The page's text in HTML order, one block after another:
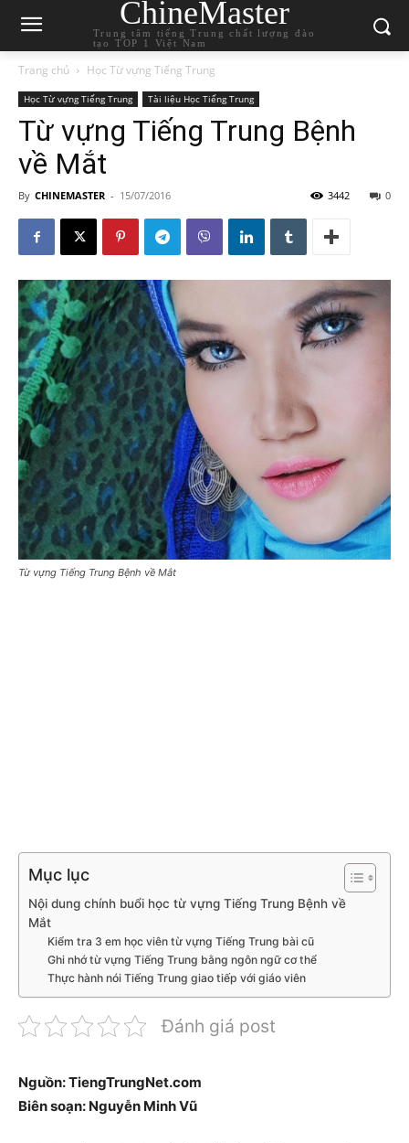
ChineMaster
Trung tâm tiếng Trung chất lượng đào
tạo TOP 1 Việt Nam
Trang chủ Học Từ vựng Tiếng Trung
Học Từ vựng Tiếng Trung Tài liệu Học Tiếng Trung
Từ vựng Tiếng Trung Bệnh
về Mắt
By CHINEMASTER - 15/07/2016 0
3442
Từ vựng Tiếng Trung Bệnh về Mắt
Mục lục
Nội dung chính buổi học từ vựng Tiếng Trung Bệnh về
Mắt
Kiểm tra 3 em học viên từ vựng Tiếng Trung bài cũ
Ghi nhớ từ vựng Tiếng Trung bằng ngôn ngữ cơ thể
Thực hành nói Tiếng Trung giao tiếp với giáo viên
Đánh giá post
Nguồn: TiengTrungNet.com
Biên soạn: Nguyễn Minh Vũ